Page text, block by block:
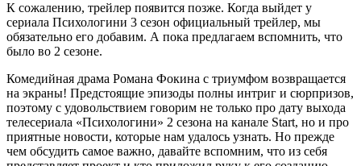
К сожалению, трейлер появится позже. Когда выйдет у
сериала Психологини 3 сезон официальный трейлер, мы
обязательно его добавим. А пока предлагаем вспомнить, что
было во 2 сезоне.
Комедийная драма Романа Фокина с триумфом возвращается
на экраны! Предстоящие эпизоды полны интриг и сюрпризов,
поэтому с удовольствием говорим не только про дату выхода
телесериала «Психологини» 2 сезона на канале Start, но и про
приятные новости, которые нам удалось узнать. Но прежде
чем обсудить самое важно, давайте вспомним, что из себя